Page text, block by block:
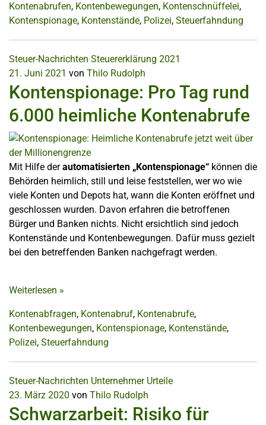
Kontenabrufen, Kontenbewegungen, Kontenschnüffelei,
Kontenspionage, Kontenstände, Polizei, Steuerfahndung
Steuer-Nachrichten Steuererklärung 2021
21. Juni 2021 von Thilo Rudolph
Kontenspionage: Pro Tag rund
6.000 heimliche Kontenabrufe
Mit Hilfe derautomatisierten „Kontenspionage“ können die
Behörden heimlich, still und leise feststellen, wer wo wie
viele Konten und Depots hat, wann die Konten eröffnet und
geschlossen wurden. Davon erfahren die betroffenen
Bürger und Banken nichts. Nicht ersichtlich sind jedoch
Kontenstände und Kontenbewegungen. Dafür muss gezielt
bei den betreffenden Banken nachgefragt werden.
Weiterlesen »
Kontenabfragen, Kontenabruf, Kontenabrufe,
Kontenbewegungen, Kontenspionage, Kontenstände,
Polizei, Steuerfahndung
Steuer-Nachrichten Unternehmer Urteile
23. März 2020 von Thilo Rudolph
Schwarzarbeit: Risiko für